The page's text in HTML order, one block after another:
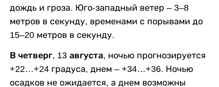
дождь и гроза. Юго-западный ветер – 3–8
метров в секунду, временами с порывами до
15–20 метров в секунду.
В четверг, 13 августа, ночью прогнозируется
+22…+24 градуса, днем – +34…+36. Ночью
осадков не ожидается, а днем возможны